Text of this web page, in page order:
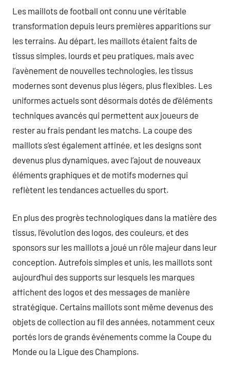
Les maillots de football ont connu une véritable
transformation depuis leurs premières apparitions sur
les terrains. Au départ, les maillots étaient faits de
tissus simples, lourds et peu pratiques, mais avec
l’avènement de nouvelles technologies, les tissus
modernes sont devenus plus légers, plus flexibles. Les
uniformes actuels sont désormais dotés de d’éléments
techniques avancés qui permettent aux joueurs de
rester au frais pendant les matchs. La coupe des
maillots s’est également affinée, et les designs sont
devenus plus dynamiques, avec l’ajout de nouveaux
éléments graphiques et de motifs modernes qui
reflètent les tendances actuelles du sport.
En plus des progrès technologiques dans la matière des
tissus, l’évolution des logos, des couleurs, et des
sponsors sur les maillots a joué un rôle majeur dans leur
conception. Autrefois simples et unis, les maillots sont
aujourd’hui des supports sur lesquels les marques
affichent des logos et des messages de manière
stratégique. Certains maillots sont même devenus des
objets de collection au fil des années, notamment ceux
portés lors de grands événements comme la Coupe du
Monde ou la Ligue des Champions.